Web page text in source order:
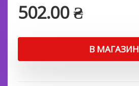
502.00₴
В МАГАЗИН